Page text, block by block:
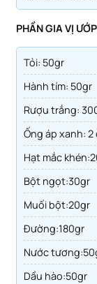
PHẦN GIA VỊ
tỏi: 50gr
hành tím: 50gr
rượu trắng:
ống áp xanh:
hạt mắc
bột ngọt:30gr
muối bột:20gr
đường:180gr
nước
dầu hào:50gr